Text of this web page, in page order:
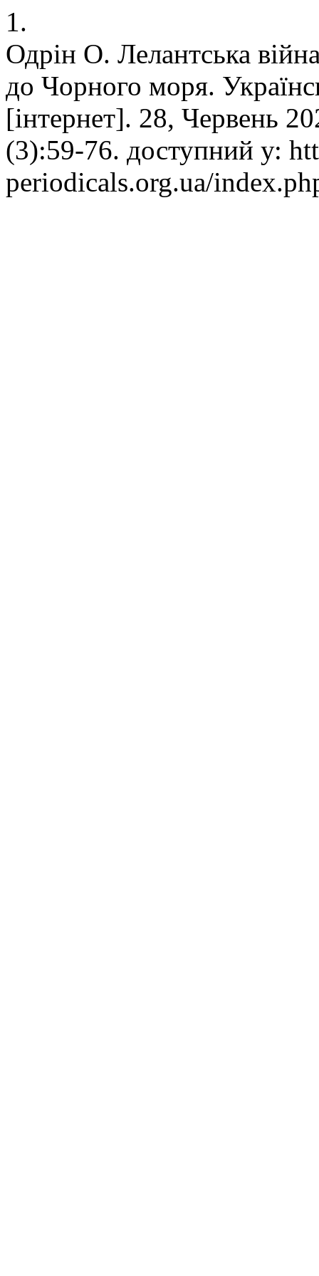
1.
Одрін О. Лелантська війна
до Чорного моря.
[інтернет]. 28, Червень
(3):59-76. доступний у:
periodicals.org.ua/